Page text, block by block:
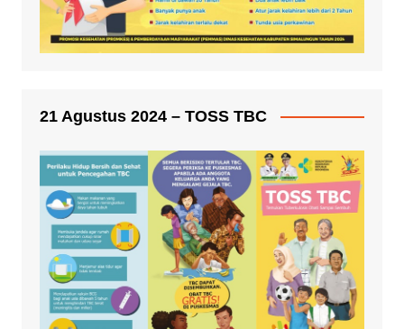
21 Agustus 2024 – TOSS TBC